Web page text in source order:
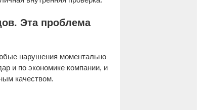
Эта проблема
нарушения моментально
и по экономике компании, и
качеством.